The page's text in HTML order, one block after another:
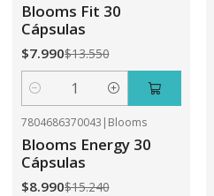
Blooms Fit 30
Cápsulas
$7.990$13.550
Cantidad
7804686370043 | Blooms
Blooms Energy 30
Cápsulas
$8.990$15.240